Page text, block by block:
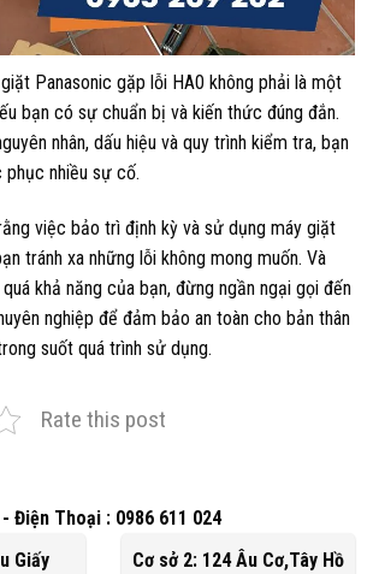
Panasonic gặp lỗi HA0 không phải là một
bạn có sự chuẩn bị và kiến thức đúng đắn.
nhân, dấu hiệu và quy trình kiểm tra, bạn
nhiều sự cố.
việc bảo trì định kỳ và sử dụng máy giặt
tránh xa những lỗi không mong muốn. Và
khả năng của bạn, đừng ngần ngại gọi đến
nghiệp để đảm bảo an toàn cho bản thân
suốt quá trình sử dụng.
Rate this post
Điện Thoại : 0986 611 024
Giấy
Cơ sở 2: 124 Âu Cơ,Tây Hồ